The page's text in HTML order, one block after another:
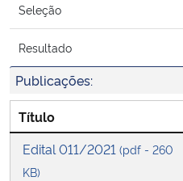
Ministério do Desenvolvimento
Controladoria-Geral da União
Ministério da Mulher, da Família e dos
Seleção
Resultado
Publicações:
Título
Edital 011/2021 (pdf - 260
KB)